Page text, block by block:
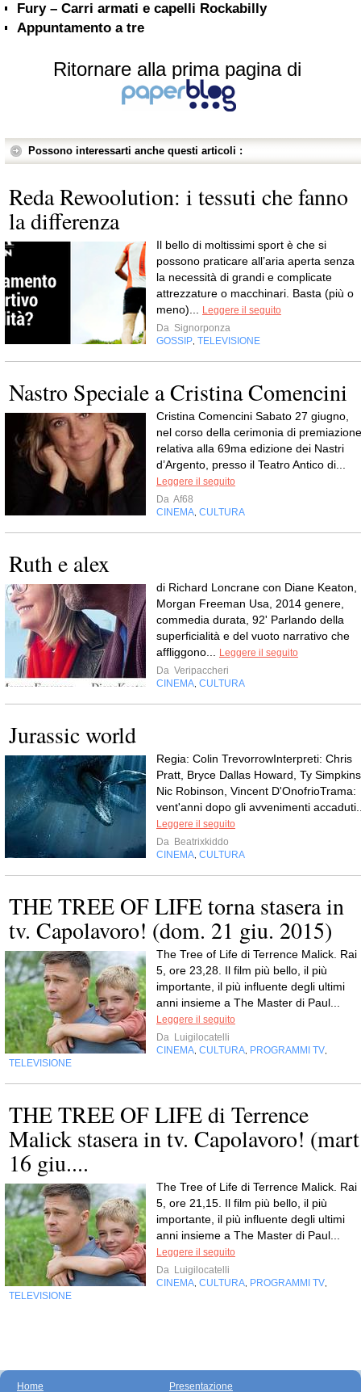
Fury – Carri armati e capelli Rockabilly
Appuntamento a tre
Ritornare alla prima pagina di
Possono interessarti anche questi articoli :
Reda Rewoolution: i tessuti che fanno
la differenza
Il bello di moltissimi sport è che si
possono praticare all’aria aperta senza
la necessità di grandi e complicate
attrezzature o macchinari. Basta (più o
meno)...
Leggere il seguito
Da Signorponza
GOSSIP TELEVISIONE
Nastro Speciale a Cristina Comencini
Cristina Comencini Sabato 27 giugno,
nel corso della cerimonia di premiazione
relativa alla 69ma edizione dei Nastri
d’Argento, presso il Teatro Antico di...
Leggere il seguito
Da Af68
CINEMA CULTURA
Ruth e alex
di Richard Loncrane con Diane Keaton,
Morgan Freeman Usa, 2014 genere,
commedia durata, 92' Parlando della
superficialità e del vuoto narrativo che
affliggono...
Leggere il seguito
Da Veripaccheri
CINEMA CULTURA
Jurassic world
Regia: Colin TrevorrowInterpreti: Chris
Pratt, Bryce Dallas Howard, Ty
Nic Robinson, Vincent D'OnofrioTrama:
vent'anni dopo gli avvenimenti
Leggere il seguito
Da Beatrixkiddo
CINEMA CULTURA
THE TREE OF LIFE torna stasera in
tv. Capolavoro! (dom. 21 giu. 2015)
The Tree of Life di Terrence Malick. Rai
5, ore 23,28. Il film più bello, il più
importante, il più influente degli ultimi
anni insieme a The Master di Paul...
Leggere il seguito
Da Luigilocatelli
CINEMA CULTURA PROGRAMMI TV
TELEVISIONE
THE TREE OF LIFE di Terrence
Malick stasera in tv. Capolavoro!
16 giu....
The Tree of Life di Terrence Malick. Rai
5, ore 21,15. Il film più bello, il più
importante, il più influente degli ultimi
anni insieme a The Master di Paul...
Leggere il seguito
Da Luigilocatelli
CINEMA CULTURA PROGRAMMI TV
TELEVISIONE
Home Presentazione